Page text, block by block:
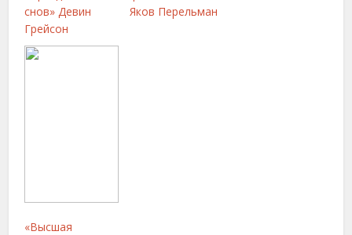
снов» Девин
Грейсон
Яков Перельман
«Высшая